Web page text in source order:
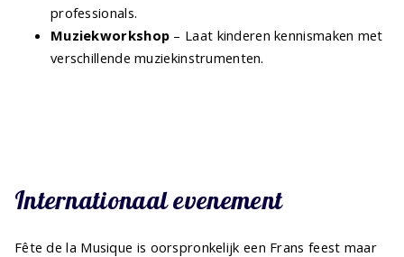
professionals.
Muziekworkshop – Laat kinderen kennismaken met
verschillende muziekinstrumenten.
Internationaal evenement
Fête de la Musique is oorspronkelijk een Frans feest maar